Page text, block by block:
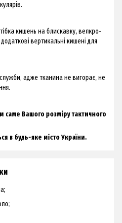
кишень на блискавку, велкро-
вертикальні кишені для
адже тканина не вигорає, не
Вашого розміру тактичного
в будь-яке місто України.